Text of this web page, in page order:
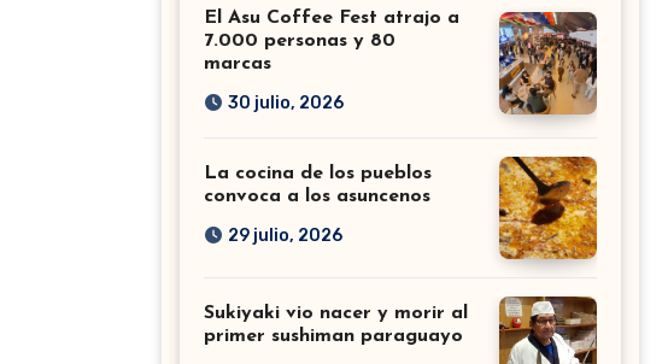
El Asu Coffee Fest atrajo a
7.000 personas y 80
marcas
30 julio, 2026
La cocina de los pueblos
convoca a los asuncenos
29 julio, 2026
Sukiyaki vio nacer y morir al
primer sushiman paraguayo